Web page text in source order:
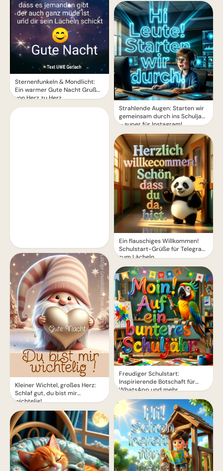
Sternenfunkeln & Mondlicht:
Ein warmer Gute Nacht Gruß
von Herz zu Herz
Kleiner Wichtel, großes Herz:
Schlaf gut, du bist mir
wichtelig!
Strahlende Augen: Starten wir
gemeinsam durch ins Schuljahr
– super für Instagram!
Ein flauschiges Willkommen!
Schulstart-Grüße für Telegram
zum Lächeln
Freudiger Schulstart:
Inspirierende Botschaft für
WhatsApp und mehr